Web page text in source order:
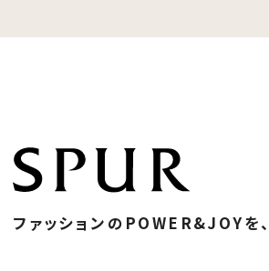
ファッションのPOWER&JOYを